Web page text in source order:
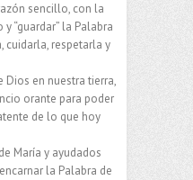
sencillo, con la
“guardar” la Palabra
cuidarla, respetarla y
Dios en nuestra tierra,
orante para poder
de lo que hoy
María y ayudados
la Palabra de